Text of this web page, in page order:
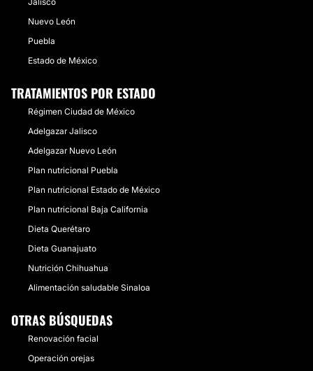
Colima
Baja California Sur
Zacatecas
Nuevo León
Puebla
Estado de México
TRATAMIENTOS POR ESTADO
Régimen Ciudad de México
Adelgazar Jalisco
Adelgazar Nuevo León
Plan nutricional Puebla
Plan nutricional Estado de México
Plan nutricional Baja California
Dieta Querétaro
Dieta Guanajuato
Nutrición Chihuahua
Alimentación saludable Sinaloa
OTRAS BÚSQUEDAS
Renovación facial
Operación orejas